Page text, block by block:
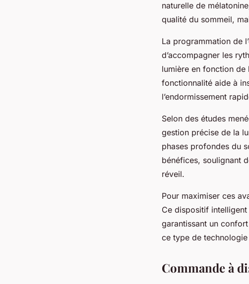
naturelle de
qualité du sommeil,
La programmation de
d’accompagner les
lumière en fonction de
fonctionnalité aide à
l’endormissement
Selon des études
gestion précise de la
phases profondes du
bénéfices, soulignant
réveil.
Pour maximiser ces
Ce dispositif
garantissant un
ce type de
Commande à